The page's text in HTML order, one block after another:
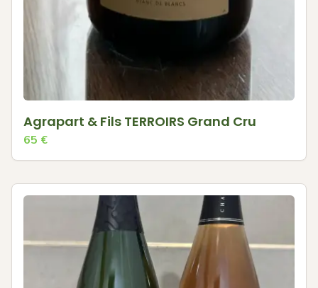
Agrapart & Fils TERROIRS Grand Cru
65 €